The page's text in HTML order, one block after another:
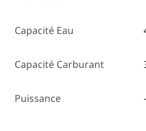
Capacité Eau
Capacité Carburant
Puissance